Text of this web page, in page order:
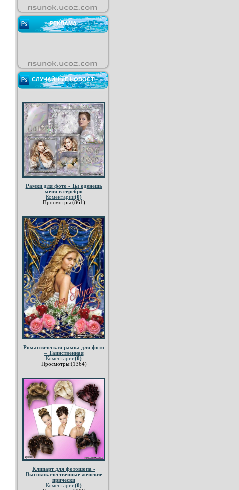
РЕКЛАМА
СЛУЧАЙНЫЕ НОВОСТ
Рамки для фото - Ты оденешь
меня в серебро
Коментарии(0)
Просмотры:(861)
Романтическая рамка для фото
– Таинственная
Коментарии(0)
Просмотры:(1364)
Клипарт для фотошопа -
Высококачественные женские
прически
Коментарии(0)